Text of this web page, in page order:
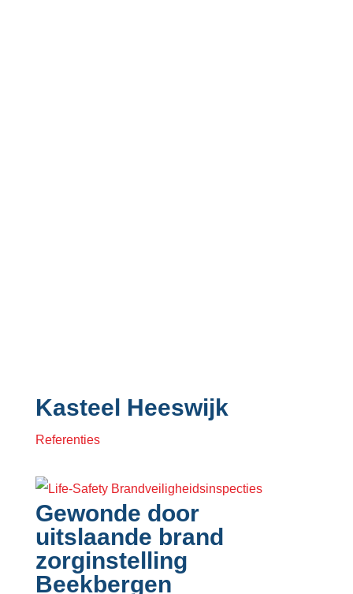
Kasteel Heeswijk
Referenties
Gewonde door
uitslaande brand
zorginstelling
Beekbergen